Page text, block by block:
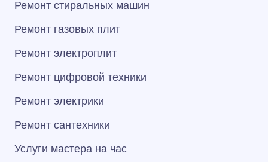
Ремонт стиральных машин
Ремонт газовых плит
Ремонт электроплит
Ремонт цифровой техники
Ремонт электрики
Ремонт сантехники
Услуги мастера на час